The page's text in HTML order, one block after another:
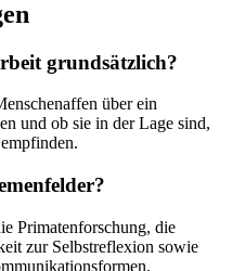
grundsätzlich?
über ein
und ob sie in der Lage sind,
Primatenforschung, die
zur Selbstreflexion sowie